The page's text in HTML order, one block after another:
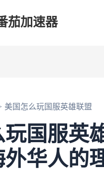
茄加速器
美国怎么玩国服英雄联盟
国服英
外华人的